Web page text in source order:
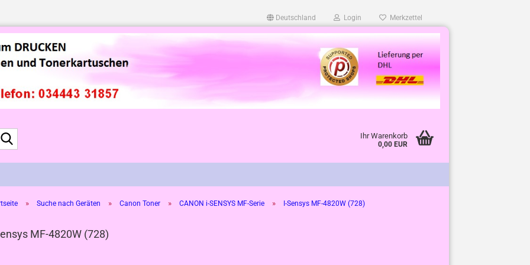
Deutschland Login Merkzettel
Ihr Warenkorb
0,00 EUR
» Suche nach Geräten » Canon Toner » CANON i-SENSYS MF-Serie » I-Sensys MF-4820W (728)
MF-4820W (728)